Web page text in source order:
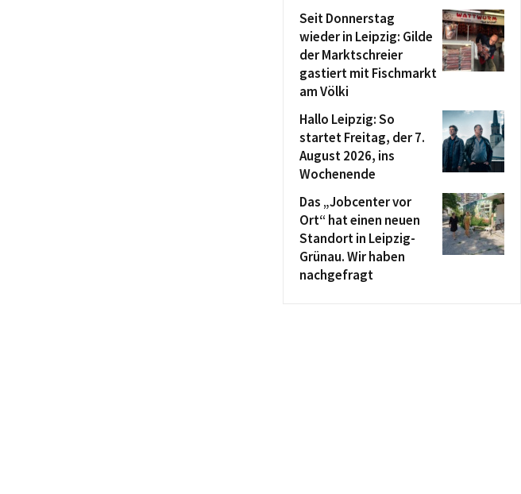
Seit Donnerstag
wieder in Leipzig: Gilde
der Marktschreier
gastiert mit Fischmarkt
am Völki
Hallo Leipzig: So
startet Freitag, der 7.
August 2026, ins
Wochenende
Das „Jobcenter vor
Ort“ hat einen neuen
Standort in Leipzig-
Grünau. Wir haben
nachgefragt